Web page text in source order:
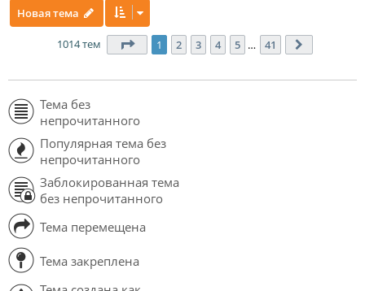
Новая тема
1014 тем Страница 1из 41
1 2 3 4 5 … 41
Тема без
непрочитанного
Популярная тема без
непрочитанного
Заблокированная тема
без непрочитанного
Тема перемещена
Тема закреплена